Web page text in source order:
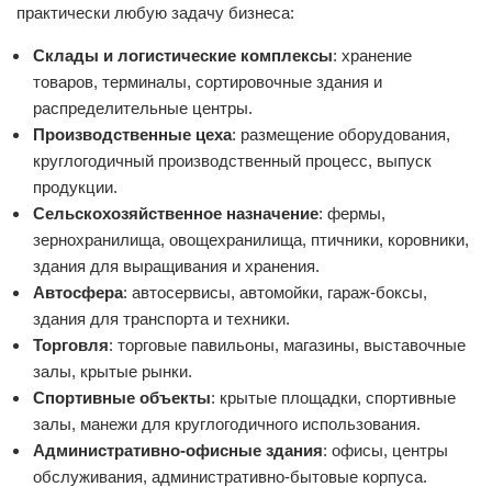
практически любую задачу бизнеса:
Склады и логистические комплексы: хранение
товаров, терминалы, сортировочные здания и
распределительные центры.
Производственные цеха: размещение оборудования,
круглогодичный производственный процесс, выпуск
продукции.
Сельскохозяйственное назначение: фермы,
зернохранилища, овощехранилища, птичники, коровники,
здания для выращивания и хранения.
Автосфера: автосервисы, автомойки, гараж-боксы,
здания для транспорта и техники.
Торговля: торговые павильоны, магазины, выставочные
залы, крытые рынки.
Спортивные объекты: крытые площадки, спортивные
залы, манежи для круглогодичного использования.
Административно-офисные здания: офисы, центры
обслуживания, административно-бытовые корпуса.